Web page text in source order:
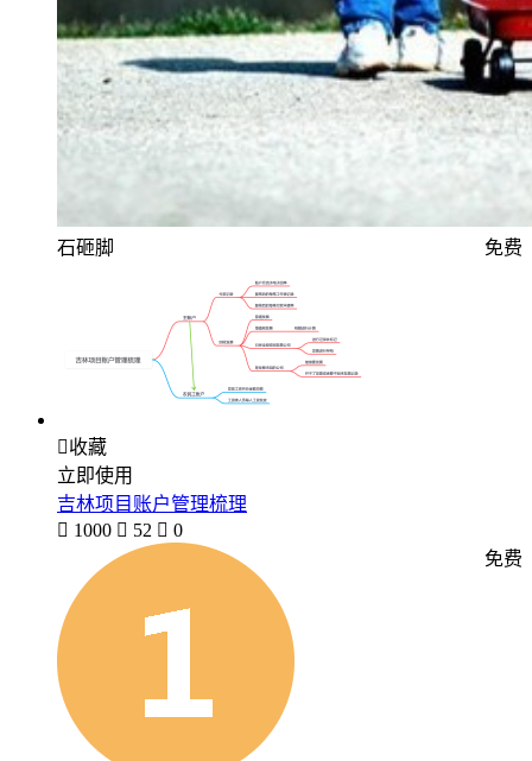
石砸脚 免费
收藏
立即使用
吉林项目账户管理梳理
 1000  52  0
免费